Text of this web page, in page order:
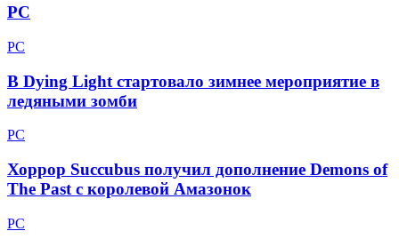
PC
PC
В Dying Light стартовало зимнее мероприятие в
ледяными зомби
PC
Хоррор Succubus получил дополнение Demons of
The Past с королевой Амазонок
PC